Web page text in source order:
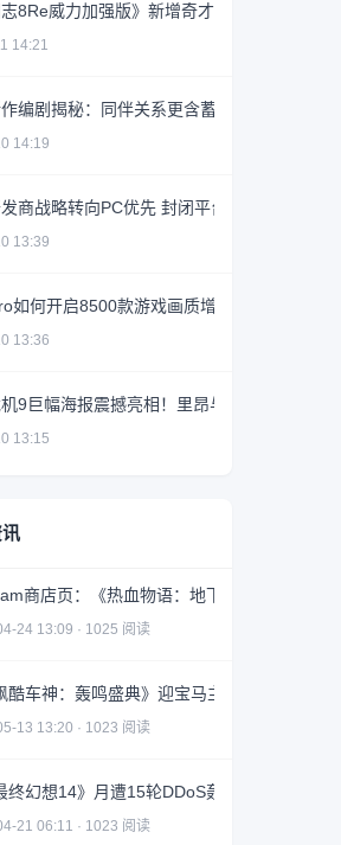
志8Re威力加强版》新增奇才转机系统 玩法全
14:21
编剧揭秘：同伴关系更含蓄，恋爱节奏放缓
14:19
商战略转向PC优先 封闭平台争议引行业反
13:39
如何开启8500款游戏画质增强？
13:36
9巨幅海报震撼亮相！里昂与格蕾丝同框引
13:15
商店页：《热血物语：地下世界》确认即
24 13:09 · 1025 阅读
酷车神：轰鸣盛典》迎宝马主题活动！ 新赛
13 13:20 · 1023 阅读
终幻想14》月遭15轮DDoS轰炸 外服卡顿逼
21 06:11 · 1023 阅读